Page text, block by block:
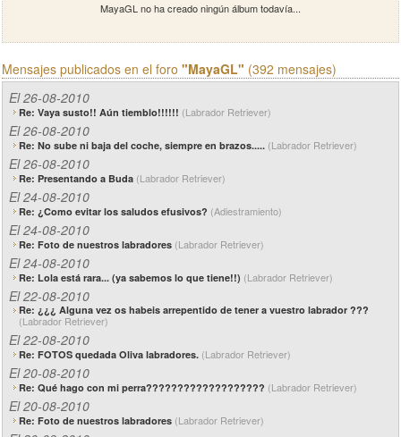
MayaGL no ha creado ningún álbum todavía...
Mensajes publicados en el foro "MayaGL" (392 mensajes)
El 26-08-2010
Re: Vaya susto!! Aún tiemblo!!!!!! (Labrador Retriever)
El 26-08-2010
Re: No sube ni baja del coche, siempre en brazos..... (Labrador Retriever)
El 26-08-2010
Re: Presentando a Buda (Labrador Retriever)
El 24-08-2010
Re: ¿Como evitar los saludos efusivos? (Adiestramiento)
El 24-08-2010
Re: Foto de nuestros labradores (Labrador Retriever)
El 24-08-2010
Re: Lola está rara... (ya sabemos lo que tiene!!) (Labrador Retriever)
El 22-08-2010
Re: ¿¿¿ Alguna vez os habeis arrepentido de tener a vuestro labrador ???
(Labrador Retriever)
El 22-08-2010
Re: FOTOS quedada Oliva labradores. (Labrador Retriever)
El 20-08-2010
Re: Qué hago con mi perra??????????????????? (Labrador Retriever)
El 20-08-2010
Re: Foto de nuestros labradores (Labrador Retriever)